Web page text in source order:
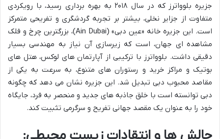
جزیره بلوواترز که در سال ۲۰۱۸ به بهره برداری رسید، با رویکردی
متفاوت از جزایر نخلی، بیشتر بر تجربه گردشگری و تفریحی متمرکز
است. این جزیره خانه «عین دبی» (Ain Dubai)، بزرگترین چرخ و فلک
مشاهده ای جهان، است که زیرسازی آن نیاز به مهندسی بسیار
دقیقی داشت. بلوواترز با ترکیبی از آپارتمان های لوکس، هتل های
بوتیک و مراکز خرید و رستوران های متنوع، به سرعت به یکی از
مقاصد محبوب دبی تبدیل شد. این جزیره نشان می دهد که چگونه
دبی توانسته است با خلق جاذبه های جدید و منحصر به فرد، جایگاه
خود را به عنوان یک مقصد جهانی تفریح و سرگرمی تثبیت کند.